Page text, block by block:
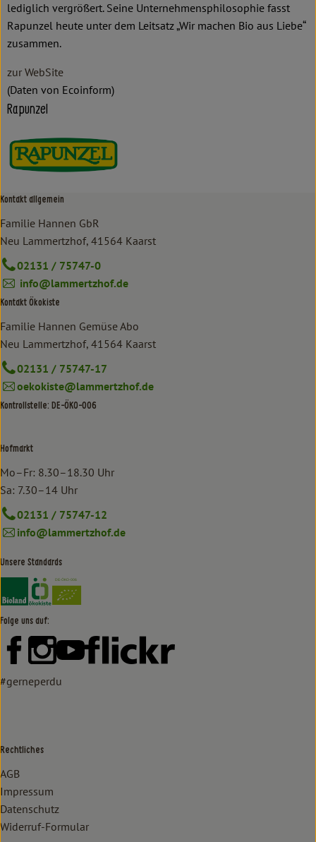
lediglich vergrößert. Seine Unternehmensphilosophie fasst
Rapunzel heute unter dem Leitsatz „Wir machen Bio aus Liebe“
zusammen.
zur WebSite
(Daten von Ecoinform)
Rapunzel
Kontakt allgemein
Familie Hannen GbR
Neu Lammertzhof, 41564 Kaarst
02131 / 75747-0
info@lammertzhof.de
Kontakt Ökokiste
Familie Hannen Gemüse Abo
Neu Lammertzhof, 41564 Kaarst
02131 / 75747-17
oekokiste@lammertzhof.de
Kontrollstelle: DE-ÖKO-006
Hofmarkt
Mo–Fr: 8.30–18.30 Uhr
Sa: 7.30–14 Uhr
02131 / 75747-12
info@lammertzhof.de
Unsere Standards
Externer Link zu https://www.bioland.de/verbraucher
Externer Link zu https://www.oekokiste.de/
Folge uns auf:
Externer Link zu https://www.facebook.com/lammertzhof/
Externer Link zu https://www.instagram.com/
Externer Link zu https://www.youtube.com/
Externer Link zu https://
#gerneperdu
Rechtliches
AGB
Impressum
Datenschutz
Widerruf-Formular